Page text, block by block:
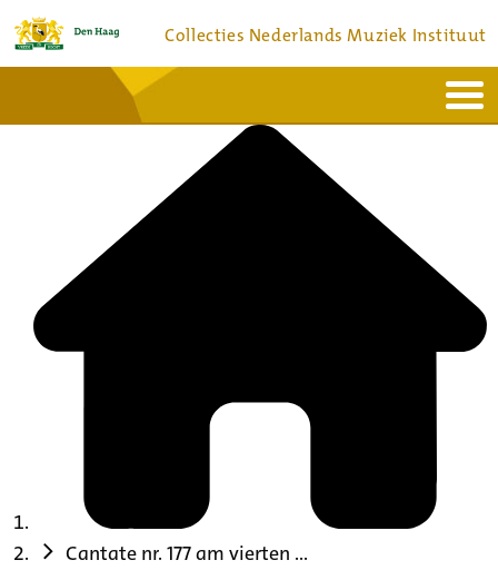
Collecties Nederlands Muziek Instituut
Bronnen en collecties
Cantate nr. 177 am vierten ...